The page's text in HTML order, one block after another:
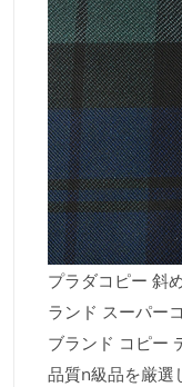
プラダコピー 斜
ランド スーパー
ブランド コピー
品質n級品を厳選